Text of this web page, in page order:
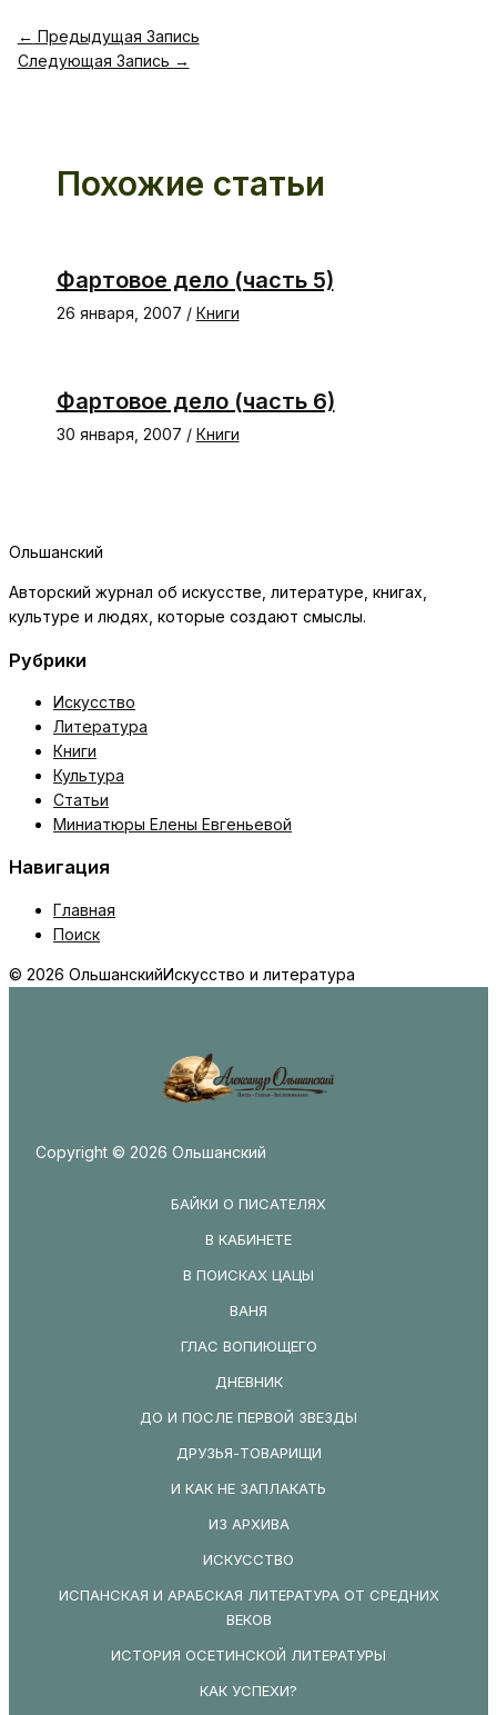
← Предыдущая Запись
Следующая Запись →
Похожие статьи
Фартовое дело (часть 5)
26 января, 2007 / Книги
Фартовое дело (часть 6)
30 января, 2007 / Книги
Ольшанский
Авторский журнал об искусстве, литературе, книгах,
культуре и людях, которые создают смыслы.
Рубрики
Искусство
Литература
Книги
Культура
Статьи
Миниатюры Елены Евгеньевой
Навигация
Главная
Поиск
© 2026 ОльшанскийИскусство и литература
Copyright © 2026 Ольшанский
БАЙКИ О ПИСАТЕЛЯХ
В КАБИНЕТЕ
В ПОИСКАХ ЦАЦЫ
ВАНЯ
ГЛАС ВОПИЮЩЕГО
ДНЕВНИК
ДО И ПОСЛЕ ПЕРВОЙ ЗВЕЗДЫ
ДРУЗЬЯ-ТОВАРИЩИ
И КАК НЕ ЗАПЛАКАТЬ
ИЗ АРХИВА
ИСКУССТВО
ИСПАНСКАЯ И АРАБСКАЯ ЛИТЕРАТУРА ОТ СРЕДНИХ
ВЕКОВ
ИСТОРИЯ ОСЕТИНСКОЙ ЛИТЕРАТУРЫ
КАК УСПЕХИ?